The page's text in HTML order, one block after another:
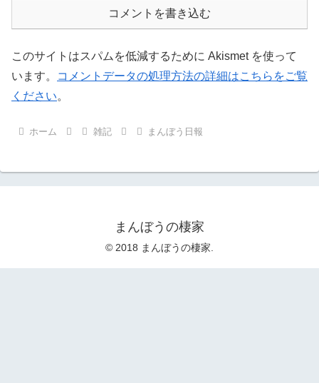
コメントを書き込む
このサイトはスパムを低減するために Akismet を使って
います。
コメントデータの処理方法の詳細はこちらをご覧
ください。
ホーム 雑記 まんぼう日報
まんぼうの棲家
© 2018 まんぼうの棲家.